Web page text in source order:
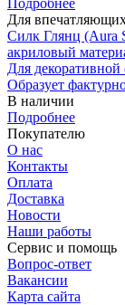
Для
Силк Глянц (Aura
акриловый
Для
Образует
В наличии
Подробнее
Покупателю
О нас
Контакты
Оплата
Доставка
Новости
Наши работы
Сервис и помощь
Вопрос-ответ
Вакансии
Карта сайта